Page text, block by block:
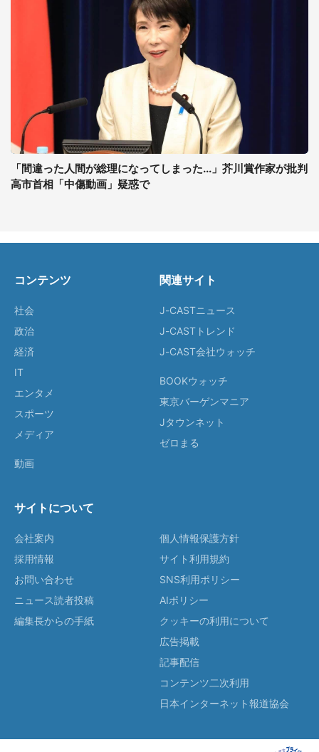
「間違った人間が総理になってしまった...」芥川賞作家が批判
高市首相「中傷動画」疑惑で
コンテンツ
社会
政治
経済
IT
エンタメ
スポーツ
メディア
動画
関連サイト
J-CASTニュース
J-CASTトレンド
J-CAST会社ウォッチ
BOOKウォッチ
東京バーゲンマニア
Jタウンネット
ゼロまる
サイトについて
会社案内
採用情報
お問い合わせ
ニュース読者投稿
編集長からの手紙
個人情報保護方針
サイト利用規約
SNS利用ポリシー
AIポリシー
クッキーの利用について
広告掲載
記事配信
コンテンツ二次利用
日本インターネット報道協会